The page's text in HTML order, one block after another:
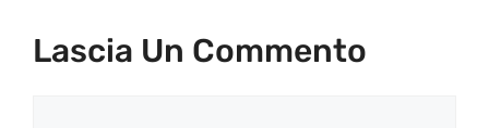
Lascia Un Commento